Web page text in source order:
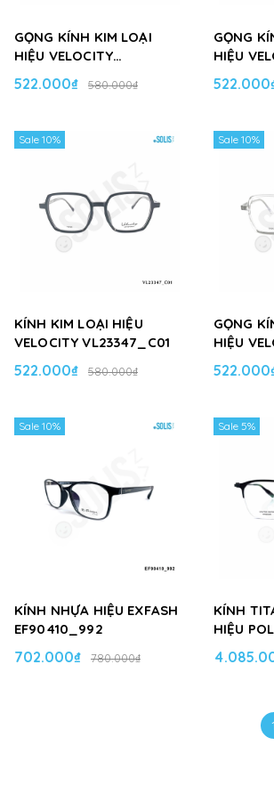
GỌNG KÍNH KIM LOẠI
HIỆU VELOCITY
522.000₫ 580.000₫
GỌNG
HIỆU
Sale 10%
KÍNH KIM LOẠI HIỆU
VELOCITY VL23347_C01
522.000₫ 580.000₫
Sale 10%
GỌNG
HIỆU
Sale 10%
KÍNH NHỰA HIỆU EXFASH
EF90410_992
702.000₫ 780.000₫
Sale 5%
KÍNH
HIỆU
1